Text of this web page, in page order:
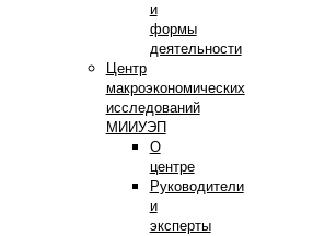
и
формы
деятельности
Центр
макроэкономических
исследований
МИИУЭП
О
центре
Руководители
и
эксперты